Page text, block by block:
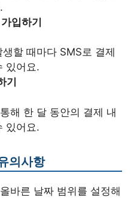
입하기
할 때마다 SMS로 결제
있어요.
기
해 한 달 동안의 결제 내
있어요.
의사항
바른 날짜 범위를 설정해